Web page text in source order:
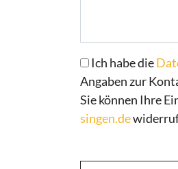
Ich habe die
Angaben zur
Sie können Ihre
singen.de